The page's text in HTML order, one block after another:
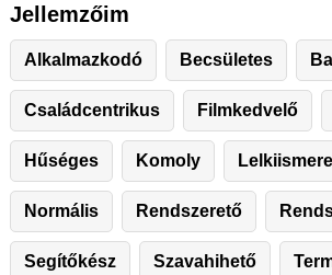
Jellemzőim
Alkalmazkodó Becsületes
Családcentrikus Filmkedvelő
Hűséges Komoly
Normális Rendszerető
Segítőkész Szavahihető